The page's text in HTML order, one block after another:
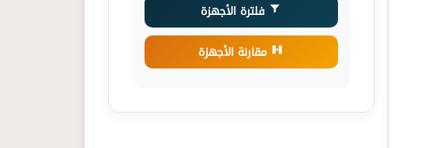
فلترة الأجهزة
مقارنة الأجهزة